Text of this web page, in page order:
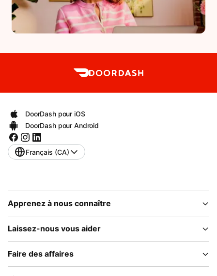
DoorDash pour iOS
DoorDash pour Android
Français (CA)
Apprenez à nous connaître
Laissez-nous vous aider
Faire des affaires